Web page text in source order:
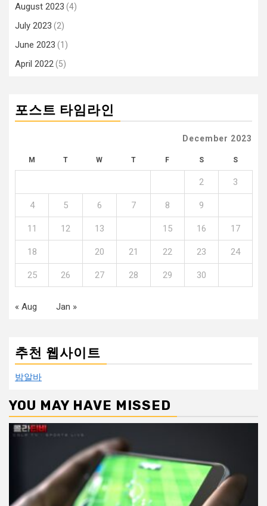
August 2023 (4)
July 2023 (2)
June 2023 (1)
April 2022(5)
포스트 타임라인
December 2023
M T W T F S S
2 3
4 5 6 7 8 9
11 12 13 15 16 17
18 20 21 22 23 24
25 26 27 28 29 30
« Aug Jan »
추천 웹사이트
밤알바
YOU MAY HAVE MISSED